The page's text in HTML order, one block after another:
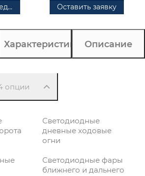
Оставить заявку
Характеристики Описание
опции
Светодиодные
дневные ходовые
огни
Светодиодные фары
ближнего и дальнего